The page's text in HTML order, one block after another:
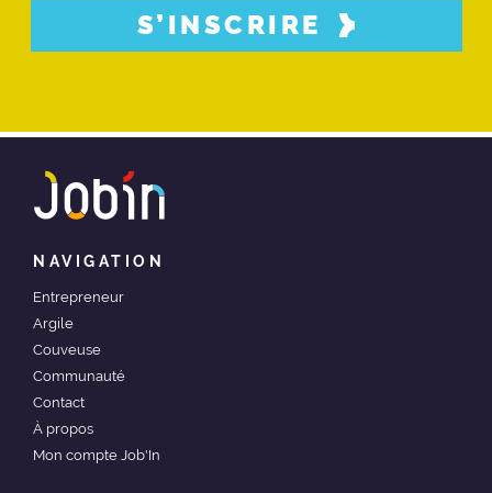
S’INSCRIRE
NAVIGATION
Entrepreneur
Argile
Couveuse
Communauté
Contact
À propos
Mon compte Job'In